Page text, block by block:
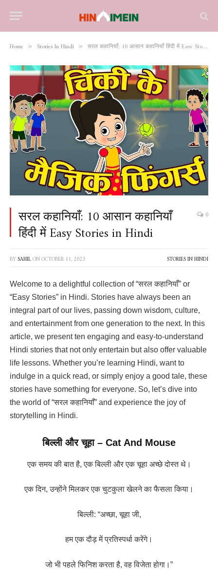
Home » Stories In Hindi » सरल कहानियाँ: 10 आसान कहानियाँ हिंदी में Easy Stories in Hindi
सरल कहानियाँ: 10 आसान कहानियाँ
हिंदी में Easy Stories in Hindi
0
BYSAHILONOCTOBER 11, 2023 STORIES IN HINDI
Welcome to a delightful collection of “सरल कहानियाँ” or
“Easy Stories” in Hindi. Stories have always been an
integral part of our lives, passing down wisdom, culture,
and entertainment from one generation to the next. In this
article, we present ten engaging and easy-to-understand
Hindi stories that not only entertain but also offer valuable
life lessons. Whether you’re learning Hindi, want to
indulge in a quick read, or simply enjoy a good tale, these
stories have something for everyone. So, let’s dive into
the world of “सरल कहानियाँ” and experience the joy of
storytelling in Hindi.
बिल्ली और चूहा – Cat And Mouse
एक समय की बात है, एक बिल्ली और एक चूहा अच्छे दोस्त थे।
एक दिन, उन्होंने मिलकर एक चुटकुला खेलने का फैसला किया।
बिल्ली: “अच्छा, चूहा जी,
हम एक दौड़ में प्रतिस्पर्धा करेंगे।
जो भी पहले फिनिश करता है, वह विजेता होगा।”